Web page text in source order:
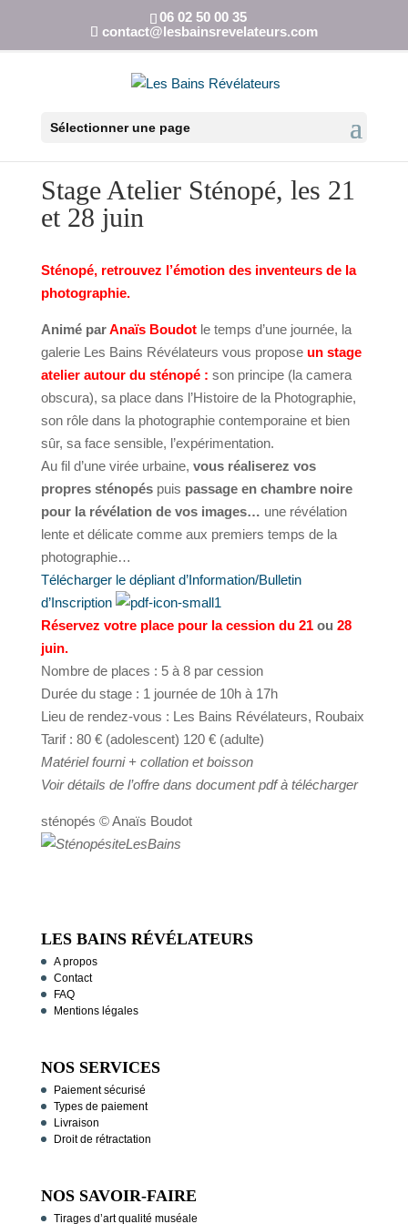
06 02 50 00 35
contact@lesbainsrevelateurs.com
Sélectionner une page
Stage Atelier Sténopé, les 21
et 28 juin
Sténopé,retrouvez l’émotion des inventeurs de la
photographie.
Animé parAnaïs Boudotle temps d’une journée, la
galerie Les Bains Révélateurs vous propose un stage
atelier autour du sténopé : son principe (la camera
obscura), sa place dans l’Histoire de la Photographie,
son rôle dans la photographie contemporaine et bien
sûr, sa face sensible, l’expérimentation.
Au fil d’une virée urbaine, vous réaliserez vos
propres sténopéspuis passage en chambre noire
pour la révélation de vos images… une révélation
lente et délicate comme aux premiers temps de la
photographie…
Télécharger le dépliant d’Information/Bulletin
d’Inscription
Réservez votre place pour la cession du 21ou 28
juin.
Nombre de places : 5 à 8 par cession
Durée du stage : 1 journée de 10h à 17h
Lieu de rendez-vous : Les Bains Révélateurs, Roubaix
Tarif : 80 € (adolescent) 120 € (adulte)
Matériel fourni + collation et boisson
Voir détails de l’offre dans document pdf à télécharger
sténopés © Anaïs Boudot
LES BAINS RÉVÉLATEURS
A propos
Contact
FAQ
Mentions légales
NOS SERVICES
Paiement sécurisé
Types de paiement
Livraison
Droit de rétractation
NOS SAVOIR-FAIRE
Tirages d’art qualité muséale